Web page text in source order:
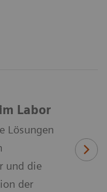
Labor
Lösungen
und die
der